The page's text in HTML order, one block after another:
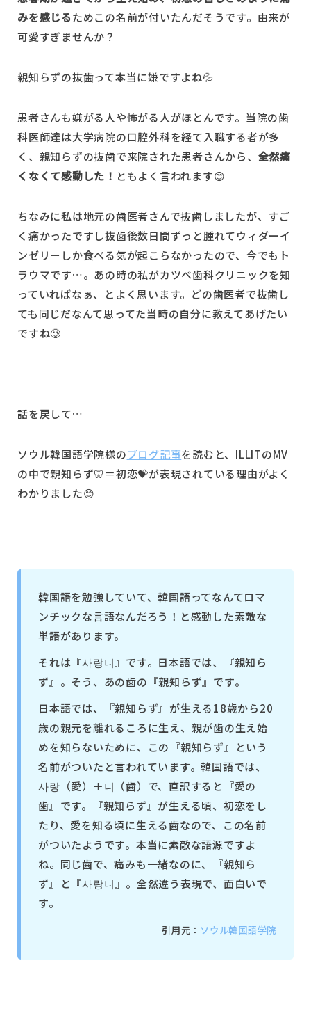
みを感じるためこの名前が付いたんだそうです。由来が
可愛すぎませんか？
親知らずの抜歯って本当に嫌ですよね💦
患者さんも嫌がる人や怖がる人がほとんです。当院の歯
科医師達は大学病院の口腔外科を経て入職する者が多
く、親知らずの抜歯で来院された患者さんから、 全然痛
くなくて感動した！ ともよく言われます😊
ちなみに私は地元の歯医者さんで抜歯しましたが、すご
く痛かったですし抜歯後数日間ずっと腫れてウィダーイ
ンゼリーしか食べる気が起こらなかったので、今でもト
ラウマです…。あの時の私がカツベ歯科クリニックを知
っていればなぁ、とよく思います。どの歯医者で抜歯し
ても同じだなんて思ってた当時の自分に教えてあげたい
ですね🥲
話を戻して…
ソウル韓国語学院様のブログ記事を読むと、ILLITのMV
の中で親知らず🦷＝初恋💝が表現されている理由がよく
わかりました😊
韓国語を勉強していて、韓国語ってなんてロマ
ンチックな言語なんだろう！と感動した素敵な
単語があります。
それは『사랑니』です。日本語では、『親知ら
ず』。そう、あの歯の『親知らず』です。
日本語では、『親知らず』が生える18歳から20
歳の親元を離れるころに生え、親が歯の生え始
めを知らないために、この『親知らず』という
名前がついたと言われています。韓国語では、
사랑（愛）＋니（歯）で、直訳すると『愛の
歯』です。『親知らず』が生える頃、初恋をし
たり、愛を知る頃に生える歯なので、この名前
がついたようです。本当に素敵な語源ですよ
ね。同じ歯で、痛みも一緒なのに、『親知ら
ず』と『사랑니』。全然違う表現で、面白いで
す。
引用元： ソウル韓国語学院